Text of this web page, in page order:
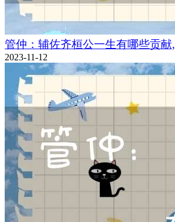
管仲：辅佐齐桓公一生有哪些贡献,
2023-11-12